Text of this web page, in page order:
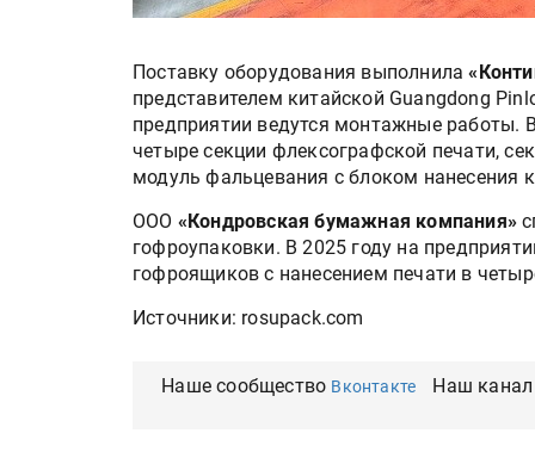
Поставку оборудования выполнила
представителем китайской Guangdong
предприятии ведутся монтажные работы.
четыре секции флексографской печати,
модуль фальцевания с блоком нанесения
ООО «Кондровская бумажная компания»
гофроупаковки. В 2025 году на
гофроящиков с нанесением печати в
Источники: rosupack.com
Наше сообщество Вконтакте Наш канал